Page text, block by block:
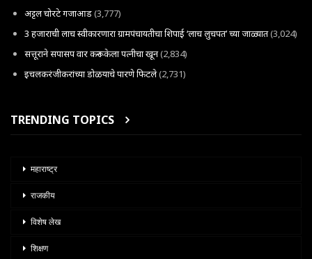
अट्टल चोरटे गजाआड(3,777)
3 हजाराची लाच स्वीकारणारा ग्रामपंचायतीचा शिपाई ‘लाच लुचपत’ च्या जाळ्यात(3,024)
सत्तूराने सपासप वार करून केला पत्नीचा खून(2,834)
इचलकरंजीकरांच्या डोळयाचे पारणे फिटले(2,731)
TRENDING TOPICS
महाराष्ट्र
राजकीय
विशेष लेख
शिक्षण